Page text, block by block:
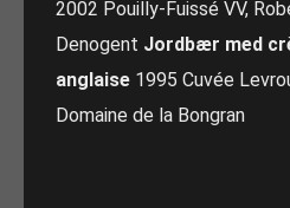
2002 Pouilly-Fuissé VV,
Denogent Jordbær med
anglaise 1995 Cuvée
Domaine de la Bongran